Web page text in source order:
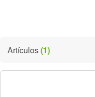
Artículos(1)